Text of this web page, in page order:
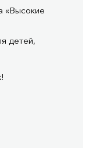
«Высокие
детей,